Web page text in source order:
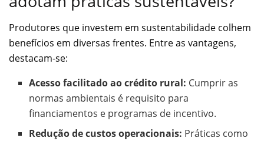
Produtores que investem em sustentabilidade colhem
benefícios em diversas frentes. Entre as vantagens,
destacam-se:
Acesso facilitado ao crédito rural: Cumprir as
normas ambientais é requisito para
financiamentos e programas de incentivo.
Redução de custos operacionais: Práticas como